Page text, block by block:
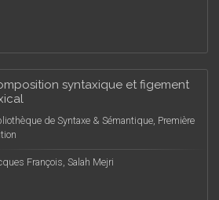
syntaxique et figement
de Syntaxe & Sémantique, Première
François, Salah Mejri